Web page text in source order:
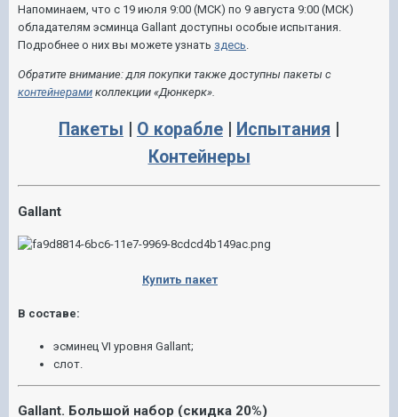
Напоминаем, что с 19 июля 9:00 (МСК) по 9 августа 9:00 (МСК)
обладателям эсминца Gallant доступны особые испытания.
Подробнее о них вы можете узнать здесь.
Обратите внимание: для покупки также доступны пакеты с
контейнерами коллекции «Дюнкерк».
Пакеты О корабле Испытания
Контейнеры
Gallant
Купить пакет
В составе:
эсминец VI уровня Gallant;
слот.
Gallant. Большой набор (скидка 20%)